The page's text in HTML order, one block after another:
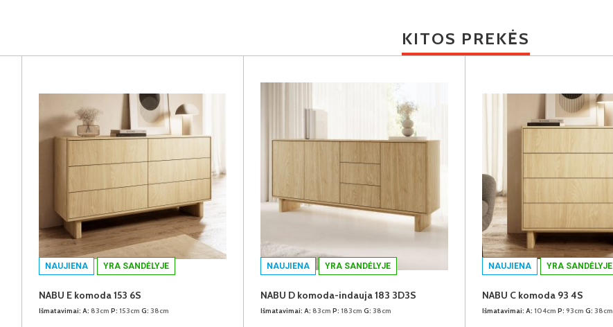
KITOS PREKĖS
NAUJIENA YRA SANDĖLYJE
NABU E komoda 153 6S
Išmatavimai: A: 83cm P: 153cm G: 38cm
NAUJIENA YRA SANDĖLYJE
NABU D komoda-indauja 183 3D3S
Išmatavimai: A: 83cm P: 183cm G: 38cm
NAUJIENA YRA SANDĖLYJE
NABU C komoda 93 4S
Išmatavimai: A: 104cm P: 93cm G: 38cm